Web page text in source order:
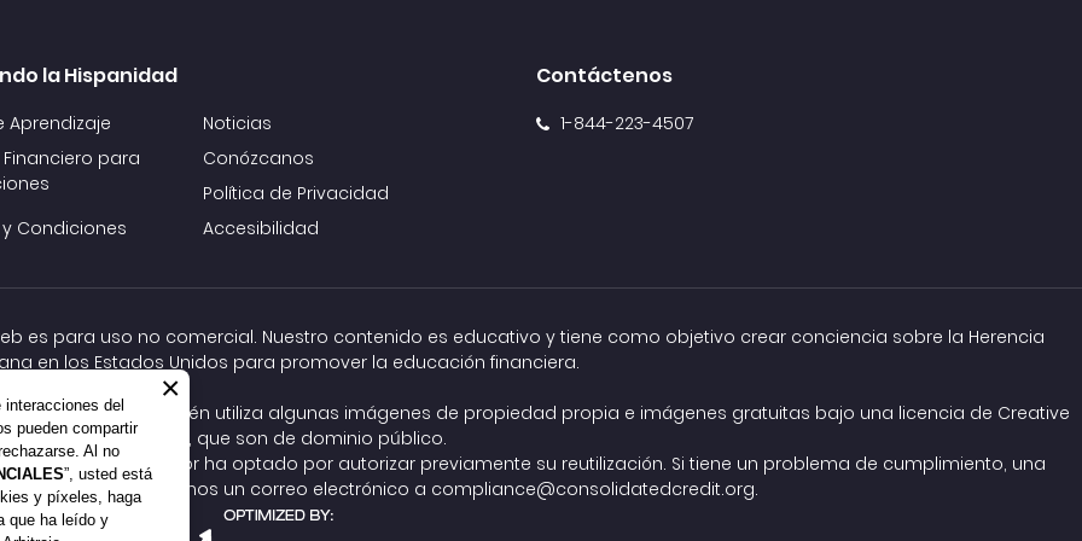
la Hispanidad
Aprendizaje
Noticias
para
Conózcanos
Política de Privacidad
Condiciones
Accesibilidad
Contáctenos
1-844-223-4507
es para uso no comercial. Nuestro contenido es educativo y tiene como objetivo crear conciencia sobre la Herencia
en los Estados Unidos para promover la educación financiera.
Inc. y Adobe. También utiliza algunas imágenes de propiedad propia e imágenes gratuitas bajo una licencia de Creative
Commons , que son de dominio público.
autor, pero el autor ha optado por autorizar previamente su reutilización. Si tiene un problema de cumplimiento, una
relacionado, envíenos un correo electrónico a compliance@consolidatedcredit.org.
×
del
pueden compartir
Al no
”, usted está
y píxeles, haga
que ha leído y